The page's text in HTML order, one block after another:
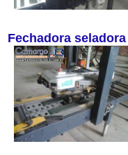
Fechadora